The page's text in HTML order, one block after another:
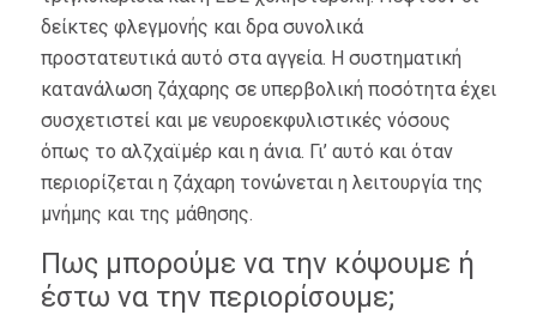
δείκτες φλεγμονής και δρα συνολικά
προστατευτικά αυτό στα αγγεία. Η συστηματική
κατανάλωση ζάχαρης σε υπερβολική ποσότητα έχει
συσχετιστεί και με νευροεκφυλιστικές νόσους
όπως το αλζχαϊμέρ και η άνια. Γι’ αυτό και όταν
περιορίζεται η ζάχαρη τονώνεται η λειτουργία της
μνήμης και της μάθησης.
Πως μπορούμε να την κόψουμε ή
έστω να την περιορίσουμε;